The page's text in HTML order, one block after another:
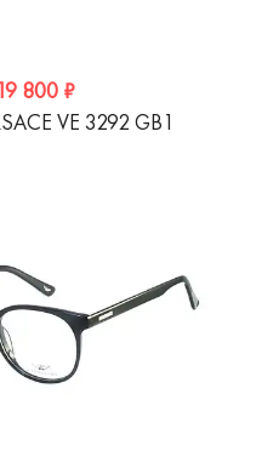
800 ₽
VE 3292 GB1